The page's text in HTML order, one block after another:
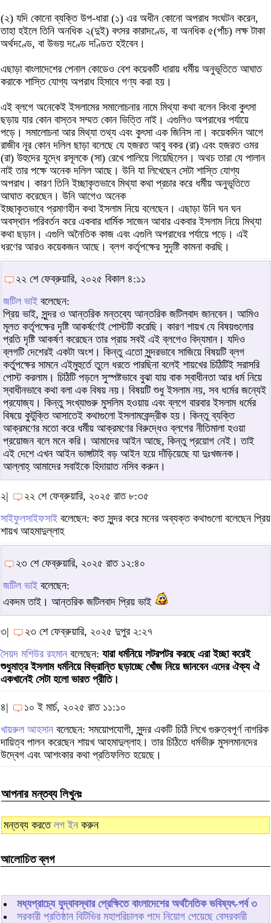
(২) যদি কোনো ব্যক্তি উপ-ধারা (১) এর অধীন কোনো অপরাধ সংঘটন করেন,
তাহা হইলে তিনি অনধিক ২(দুই) বৎসর কারাদণ্ডে, বা অনধিক ৫(পাঁচ) লক্ষ টাকা
অর্থদণ্ডে, বা উভয় দণ্ডে দণ্ডিত হইবেন।
এছাড়া বাংলাদেশের পেনাল কোডেও বেশ কয়েকটি ধারায় ধর্মীয় অনুভূতিতে আঘাত
করাকে শাস্তি যোগ্য অপরাধ হিসাবে গণ্য করা হয়।
এই ব্লগে অনেকেই ইসলামের সমালোচনার নামে মিথ্যা কথা বলেন কিংবা কুৎসা
ছড়ায় যার কোন বাস্তব সম্মত কোন ভিত্তি নাই। এগুলিও অপরাধের পর্যায়ে
পড়ে। সমালোচনা আর মিথ্যা তথ্য এবং কুৎসা এক জিনিস না। কয়েকদিন আগে
রাজীব নূর কোন দলিল ছাড়া বলেছে যে হজরত আবু বকর (রা) এবং হজরত ওমর
(রা) উহুদের যুদ্ধে রসূলকে (সা) রেখে পালিয়ে গিয়েছিলেন। অথচ তারা যে পালান
নাই তার পক্ষে অনেক দলিল আছে। উনি যা লিখেছেন সেটা শাস্তি যোগ্য
অপরাধ। কারণ তিনি ইচ্ছাকৃতভাবে মিথ্যা কথা প্রচার করে ধর্মীয় অনুভূতিতে
আঘাত করেছেন। উনি আগেও অনেক
ইচ্ছাকৃতভাবে প্রমাণহীন কথা ইসলাম নিয়ে বলেছেন। এছাড়া উনি ঘন ঘন
অবস্থান পরিবর্তন করে একবার ধার্মিক সাজেন আবার একবার ইসলাম নিয়ে মিথ্যা
কথা ছড়ান। এগুলি অনৈতিক কাজ এবং এগুলি অপরাধের পর্যায়ে পড়ে। এই
ধরণের আরও কয়েকজন আছে। ব্লগ কর্তৃপক্ষের সুদৃষ্টি কামনা করছি।
২২ শে ফেব্রুয়ারি, ২০২৫ বিকাল ৪:১১
জটিল ভাই বলেছেন:
প্রিয় ভাই, সুন্দর ও আন্তরিক মন্তব্যে আন্তরিক জটিলবাদ জানবেন। আমিও
মূলত কর্তৃপক্ষের দৃষ্টি আকর্ষণেই পোস্টটি করেছি। কারণ শায়খ যে বিষয়গুলোর
প্রতি দৃষ্টি আকর্ষণ করেছেন তার প্রায় সবই এই ব্লগেও বিদ্যমান। যদিও
ব্লগটি দেশেরই একটা অংশ। কিন্তু এতো সুন্দরভাবে সাজিয়ে বিষয়টি ব্লগ
কর্তুপক্ষের সামনে এইমুহুর্তে তুলে ধরতে পারছিনা বলেই শায়খের চিঠিটিই সরাসরি
পোস্ট করলাম। চিঠিটি পড়লে সুস্পষ্টভাবে বুঝা যায় বাক স্বাধীনতা আর ধর্ম নিয়ে
স্বাধীনভাবে কথা বলা এক বিষয় নয়। বিষয়টি শুধু ইসলাম নয়, সব ধর্মের জন্যেই
প্রযোজ্য। কিন্তু সংখ্যাগুরু মুসলিম হওয়ায় এবং ব্লগে বারবার ইসলাম ধর্মের
বিষয়ে কুটুক্তি আসাতেই কথাগুলো ইসলামকেন্দ্রীক হয়। কিন্তু ব্যক্তি
আক্রমণের মতো করে ধর্মীয় আক্রমণের বিরুদ্ধেও ব্লগের নীতিমালা হওয়া
প্রয়োজন বলে মনে করি। আমাদের আইন আছে, কিন্তু প্রয়োগ নেই। তাই
এই দেশে এখন আইন ভাঙ্গাটাই বড় আইন হয়ে দাঁড়িয়েছে যা দুঃখজনক।
আল্লাহ্ আমাদের সবাইকে হিদায়াত নসিব করুন।
২|
২২ শে ফেব্রুয়ারি, ২০২৫ রাত ৮:৩৫
সাইফুলসাইফসাই বলেছেন: কত সুন্দর করে মনের অব্যক্ত কথাগুলো বলেছেন প্রিয়
শায়খ আহমাদুল্লাহ
২৩ শে ফেব্রুয়ারি, ২০২৫ রাত ১২:৪০
জটিল ভাই বলেছেন:
একদম তাই। আন্তরিক জটিলবাদ প্রিয় ভাই
৩|
২৩ শে ফেব্রুয়ারি, ২০২৫ দুপুর ২:২৭
সৈয়দ মশিউর রহমান বলেছেন: যারা ধর্মনিয়ে লটরপটর করছে এরা ইচ্ছা করেই
শুধুমাত্র ইসলাম ধর্মনিয়ে বিভ্রান্তি ছড়াচ্ছে খোঁজ নিয়ে জানবেন এদের ঐক্য ঐ
একখানেই সেটা হলো ভারত প্রীতি।
৪|
১০ ই মার্চ, ২০২৫ রাত ১১:১০
খায়রুল আহসান বলেছেন: সময়োপযোগী, সুন্দর একটি চিঠি লিখে গুরুত্বপূর্ণ নাগরিক
দায়িত্ব পালন করেছেন শায়খ আহমাদুল্লাহ। তার চিঠিতে ধর্মভীরু মুসলমানদের
উদ্বেগ এবং আশংকার কথা প্রতিফলিত হয়েছে।
আপনার মন্তব্য লিখুনঃ
মন্তব্য করতে লগ ইন করুন
আলোচিত ব্লগ
মধ্যপ্রাচ্যে যুদ্বাবস্থার প্রেক্ষিতে বাংলাদেশের অর্থনৈতিক ভবিষ্যৎ-পর্ব ৩
সরকারী প্রতিষ্ঠান বিটিভির মহাপরিচালক পদে নিয়োগ পেয়েছে বেসরকারী